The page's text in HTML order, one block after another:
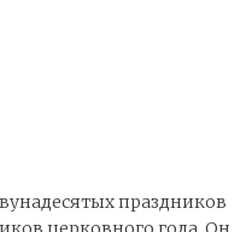
праздников